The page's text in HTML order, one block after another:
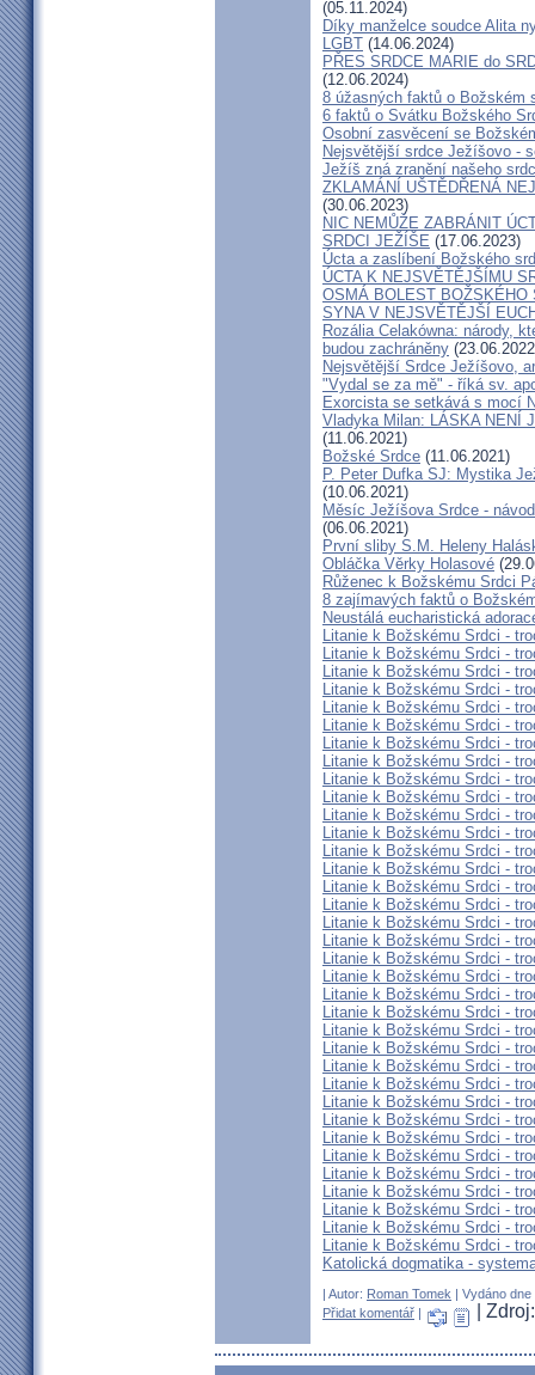
(05.11.2024)
Díky manželce soudce Alita
LGBT (14.06.2024)
PŘES SRDCE MARIE do
(12.06.2024)
8 úžasných faktů o Božském
6 faktů o Svátku Božského
Osobní zasvěcení se
Nejsvětější srdce Ježíšovo -
Ježíš zná zranění našeho
ZKLAMÁNÍ UŠTĚDŘENÁ
(30.06.2023)
NIC NEMŮŽE ZABRÁNIT
SRDCI JEŽÍŠE (17.06.2023)
Úcta a zaslíbení Božského
ÚCTA K NEJSVĚTĚJŠÍMU
OSMÁ BOLEST BOŽSKÉHO
SYNA V NEJSVĚTĚJŠÍ
Rozália Celakówna: národy,
budou zachráněny
Nejsvětější Srdce Ježíšovo,
"Vydal se za mě" - říká sv.
Exorcista se setkává s mocí
Vladyka Milan: LÁSKA NENÍ
(11.06.2021)
Božské Srdce (11.06.2021)
P. Peter Dufka SJ: Mystika
(10.06.2021)
Měsíc Ježíšova Srdce -
(06.06.2021)
První sliby S.M. Heleny
Obláčka Věrky Holasové
Růženec k Božskému Srdci
8 zajímavých faktů o
Neustálá eucharistická
Litanie k Božskému Srdci -
Litanie k Božskému Srdci -
Litanie k Božskému Srdci -
Litanie k Božskému Srdci -
Litanie k Božskému Srdci -
Litanie k Božskému Srdci -
Litanie k Božskému Srdci -
Litanie k Božskému Srdci -
Litanie k Božskému Srdci -
Litanie k Božskému Srdci -
Litanie k Božskému Srdci -
Litanie k Božskému Srdci -
Litanie k Božskému Srdci -
Litanie k Božskému Srdci -
Litanie k Božskému Srdci -
Litanie k Božskému Srdci -
Litanie k Božskému Srdci -
Litanie k Božskému Srdci -
Litanie k Božskému Srdci -
Litanie k Božskému Srdci -
Litanie k Božskému Srdci -
Litanie k Božskému Srdci -
Litanie k Božskému Srdci -
Litanie k Božskému Srdci -
Litanie k Božskému Srdci -
Litanie k Božskému Srdci -
Litanie k Božskému Srdci -
Litanie k Božskému Srdci -
Litanie k Božskému Srdci -
Litanie k Božskému Srdci -
Litanie k Božskému Srdci -
Litanie k Božskému Srdci -
Litanie k Božskému Srdci -
Litanie k Božskému Srdci -
Litanie k Božskému Srdci -
Katolická dogmatika -
| Autor: Roman Tomek | Vydáno
Přidat komentář | |